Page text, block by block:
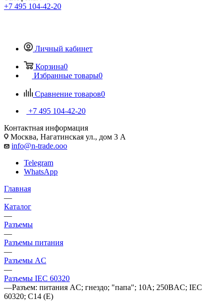
+7 495 104-42-20
Личный кабинет
Корзина0
Избранные товары0
Сравнение товаров0
+7 495 104-42-20
Контактная информация
Москва, Нагатинская ул., дом 3 А
info@n-trade.ooo
Telegram
WhatsApp
Главная
—
Каталог
—
Разъeмы
—
Разъeмы питания
—
Разъeмы AC
—
Разъемы IEC 60320
—Разъем: питания AC; гнездо; "папа"; 10А; 250ВAC; IEC
60320; C14 (E)